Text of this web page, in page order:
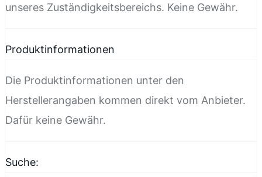
unseres Zuständigkeitsbereichs. Keine Gewähr.
Produktinformationen
Die Produktinformationen unter den
Herstellerangaben kommen direkt vom Anbieter.
Dafür keine Gewähr.
Suche: